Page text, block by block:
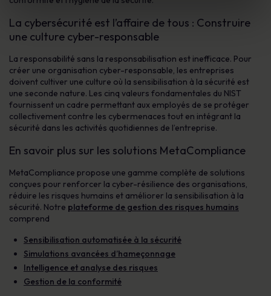
La cybersécurité est l’affaire de tous : Construire
une culture cyber-responsable
La responsabilité sans la responsabilisation est inefficace. Pour
créer une organisation cyber-responsable, les entreprises
doivent cultiver une culture où la sensibilisation à la sécurité est
une seconde nature. Les cinq valeurs fondamentales du NIST
fournissent un cadre permettant aux employés de se protéger
collectivement contre les cybermenaces tout en intégrant la
sécurité dans les activités quotidiennes de l’entreprise.
En savoir plus sur les solutions MetaCompliance
MetaCompliance propose une gamme complète de solutions
conçues pour renforcer la cyber-résilience des organisations,
réduire les risques humains et améliorer la sensibilisation à la
sécurité. Notre plateforme de gestion des risques humains
comprend
Sensibilisation automatisée à la sécurité
Simulations avancées d’hameçonnage
Intelligence et analyse des risques
Gestion de la conformité